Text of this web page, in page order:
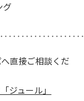
グ
直接ご相談くだ
ジュール」